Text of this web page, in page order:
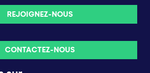
REJOIGNEZ-NOUS
CONTACTEZ-NOUS